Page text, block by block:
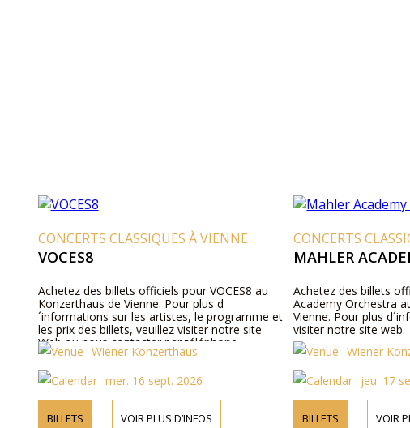
CONCERTS CLASSIQUES À VIENNE
VOCES8
Achetez des billets officiels pour VOCES8 au
Konzerthaus de Vienne. Pour plus d
´informations sur les artistes, le programme et
les prix des billets, veuillez visiter notre site
Web ou nous contacter par téléphone.
Wiener Konzerthaus
mer. 16 sept. 2026
BILLETS VOIR PLUS D’INFOS
CONCERTS
MAHLER
Achetez des billets
Academy Orchestra
Vienne. Pour plus
visiter notre site web.
Wiener
jeu. 17
BILLETS VOIR